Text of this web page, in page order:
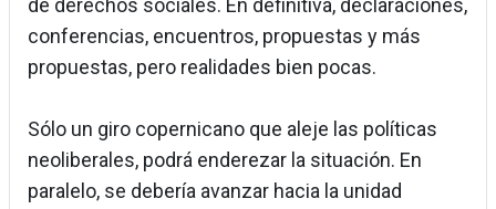
de derechos sociales. En definitiva, declaraciones,
conferencias, encuentros, propuestas y más
propuestas, pero realidades bien pocas.
Sólo un giro copernicano que aleje las políticas
neoliberales, podrá enderezar la situación. En
paralelo, se debería avanzar hacia la unidad